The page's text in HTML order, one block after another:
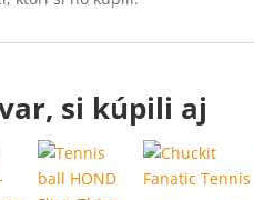
si kúpili aj